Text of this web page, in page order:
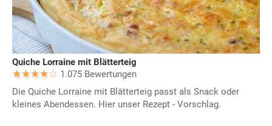
Quiche Lorraine mit Blätterteig
1.075 Bewertungen
Die Quiche Lorraine mit Blätterteig passt als Snack oder
kleines Abendessen. Hier unser Rezept - Vorschlag.